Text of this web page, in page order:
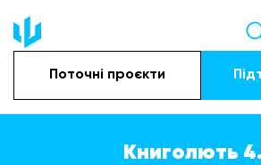
Поточні проєкти
Книголють